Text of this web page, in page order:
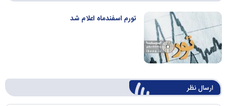
تورم اسفندماه اعلام شد
ارسال‌ نظر